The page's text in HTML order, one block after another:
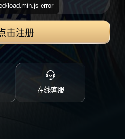
击注册
在线客服
load.min.js error